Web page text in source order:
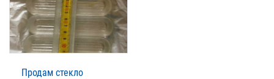
Продам стекло